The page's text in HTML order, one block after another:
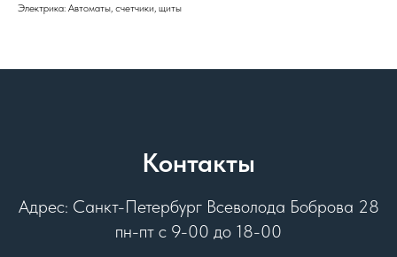
Электрика: Автоматы, счетчики, щиты
Контакты
Адрес: Санкт-Петербург Всеволода Боброва 28
пн-пт с 9-00 до 18-00